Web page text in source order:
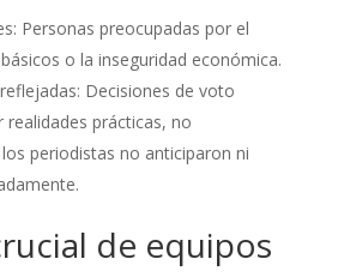
Personas preocupadas por el
o la inseguridad económica.
Decisiones de voto
realidades prácticas, no
periodistas no anticiparon ni
de equipos